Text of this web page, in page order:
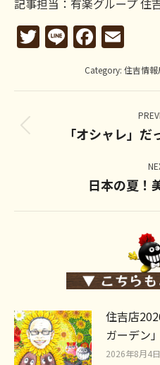
記事担当：有楽グループ 住
Twitter
Line
Category: 住吉情報
Post
navigation「オシャレ」
日本の夏！
住吉店
ガーデン」
2026年8月4日